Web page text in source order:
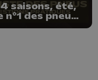
saisons, été,